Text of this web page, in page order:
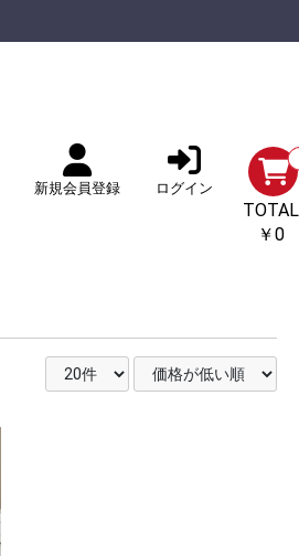
新規会員登録 ログイン
TOTAL
￥0